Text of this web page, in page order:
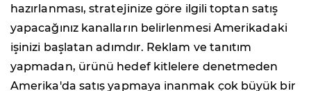
hazırlanması, stratejinize göre ilgili toptan satış
yapacağınız kanalların belirlenmesi Amerikadaki
işinizi başlatan adımdır. Reklam ve tanıtım
yapmadan, ürünü hedef kitlelere denetmeden
Amerika'da satış yapmaya inanmak çok büyük bir